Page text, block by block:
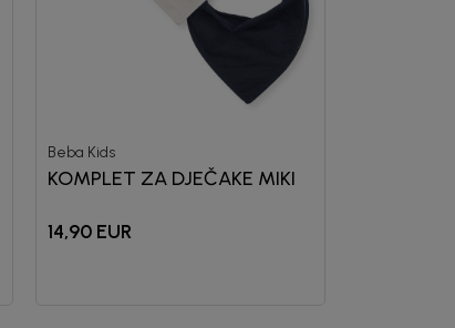
Beba Kids
KOMPLET ZA DJEČAKE MIKI
14,90 EUR